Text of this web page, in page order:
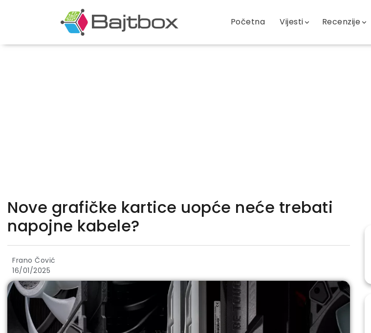
Početna Vijesti Recenzije
Nove grafičke kartice uopće neće trebati
napojne kabele?
Frano Čović
16/01/2025